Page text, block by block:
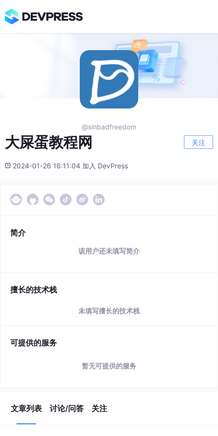
@sinbadfreedom
大屎蛋教程网 关注
2024-01-26 16:11:04 加入 DevPress
简介
该用户还未填写简介
擅长的技术栈
未填写擅长的技术栈
可提供的服务
暂无可提供的服务
文章列表 讨论/问答 关注